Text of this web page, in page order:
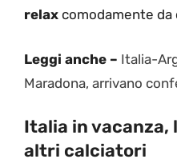
relax comodamente da
Leggi anche – Italia-
Maradona, arrivano
Italia in vacanza,
altri calciatori